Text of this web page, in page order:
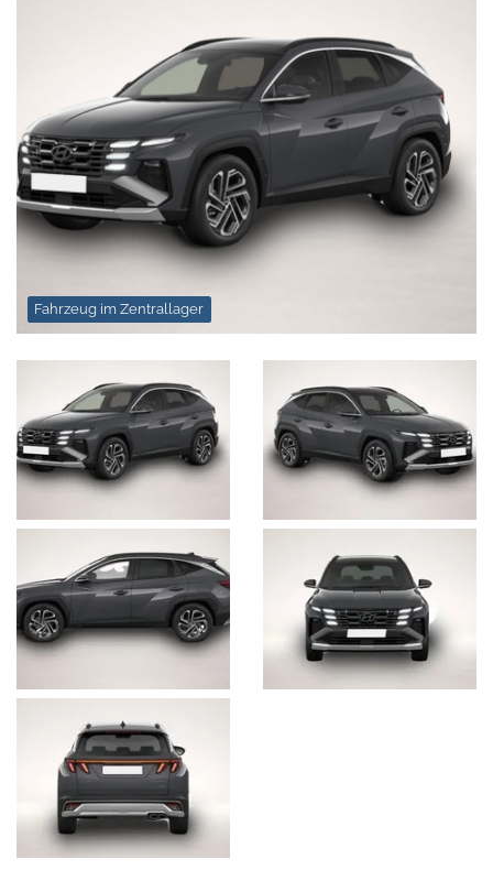
Fahrzeug im Zentrallager